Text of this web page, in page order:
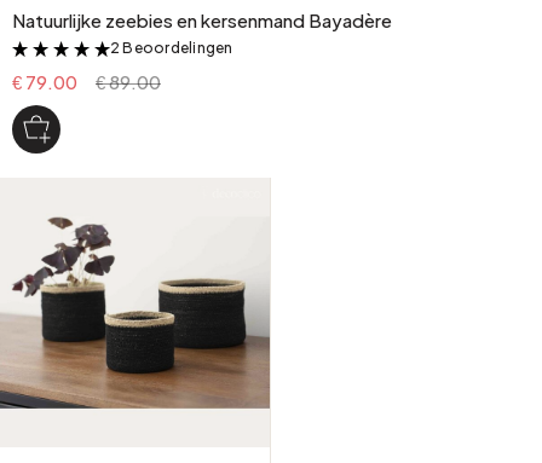
Natuurlijke zeebies en kersenmand Bayadère
&
2 Beoordelingen
€ 79.00 € 89.00